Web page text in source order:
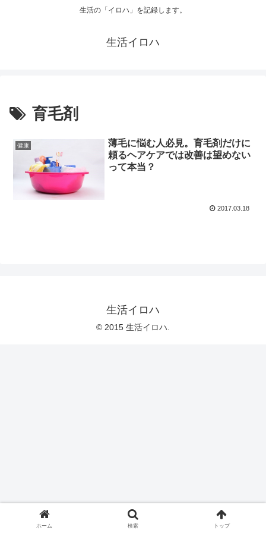
生活の「イロハ」を記録します。
生活イロハ
育毛剤
健康
薄毛に悩む人必見。育毛剤だけに
頼るヘアケアでは改善は望めない
って本当？
2017.03.18
生活イロハ
© 2015 生活イロハ.
ホーム 検索 トップ